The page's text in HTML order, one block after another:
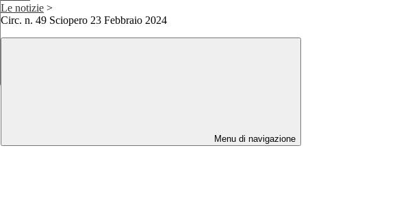
Le notizie >
Circ. n. 49 Sciopero 23 Febbraio 2024
Menu di navigazione